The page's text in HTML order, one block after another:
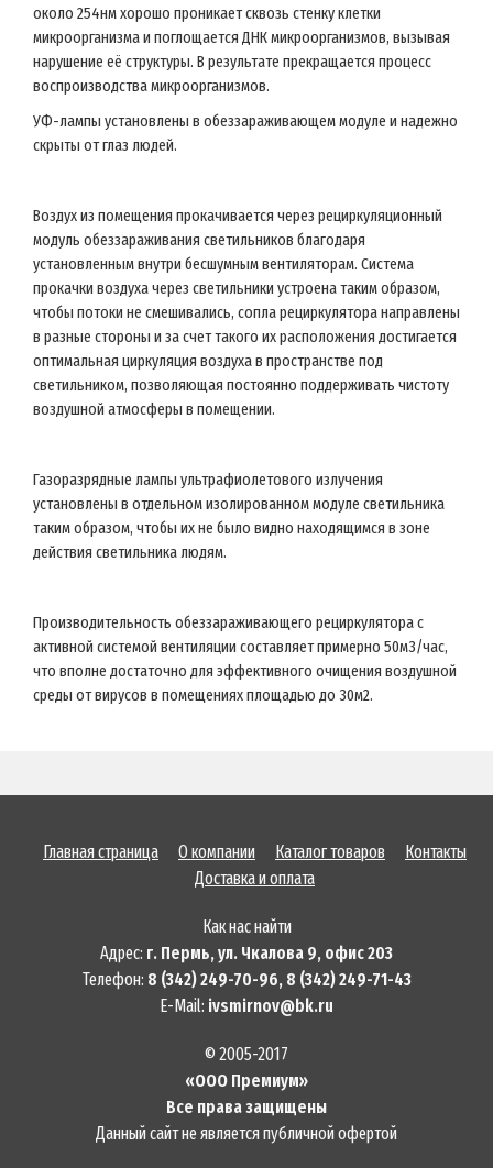
около 254нм хорошо проникает сквозь стенку клетки
микроорганизма и поглощается ДНК микроорганизмов, вызывая
нарушение её структуры. В результате прекращается процесс
воспроизводства микроорганизмов.
УФ-лампы установлены в обеззараживающем модуле и надежно
скрыты от глаз людей.
Воздух из помещения прокачивается через рециркуляционный
модуль обеззараживания светильников благодаря
установленным внутри бесшумным вентиляторам. Система
прокачки воздуха через светильники устроена таким образом,
чтобы потоки не смешивались, сопла рециркулятора направлены
в разные стороны и за счет такого их расположения достигается
оптимальная циркуляция воздуха в пространстве под
светильником, позволяющая постоянно поддерживать чистоту
воздушной атмосферы в помещении.
Газоразрядные лампы ультрафиолетового излучения
установлены в отдельном изолированном модуле светильника
таким образом, чтобы их не было видно находящимся в зоне
действия светильника людям.
Производительность обеззараживающего рециркулятора с
активной системой вентиляции составляет примерно 50м3/час,
что вполне достаточно для эффективного очищения воздушной
среды от вирусов в помещениях площадью до 30м2.
© 2005-2017
«ООО Премиум»
Все права защищены
Данный сайт не является публичной офертой
Как нас найти
Адрес: г. Пермь, ул. Чкалова 9, офис 203
Телефон: 8 (342) 249-70-96, 8 (342) 249-71-43
E-Mail: ivsmirnov@bk.ru
Главная страница О компании Каталог товаров
Контакты
Доставка и оплата